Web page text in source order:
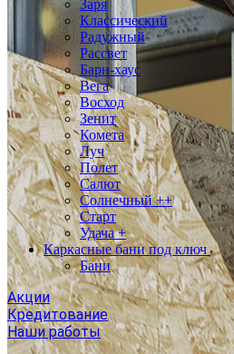
Заря
Классический
Радужный
Рассвет
Барн-хаус
Вега
Восход
Зенит
Комета
Луч
Полет
Салют
Солнечный ++
Старт
Удача +
Каркасные бани под ключ
Бани
Акции
Кредитование
Наши работы